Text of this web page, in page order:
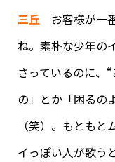
三丘お客様が一番
ね。素朴な少年の
さっているのに、
の」とか「困るの
（笑）。もとも
イっぽい人が歌う